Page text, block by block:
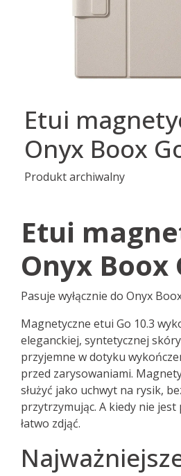
Etui
Onyx Boox
Produkt archiwalny
Etui
Onyx Boox
Pasuje wyłącznie do Onyx
Magnetyczne etui Go 10.3
eleganckiej, syntetycznej
przyjemne w dotyku
przed zarysowaniami.
służyć jako uchwyt na rysik,
przytrzymując. A kiedy nie
łatwo zdjąć.